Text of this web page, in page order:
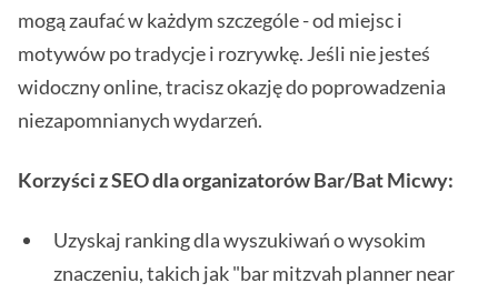
mogą zaufać w każdym szczególe - od miejsc i
motywów po tradycje i rozrywkę. Jeśli nie jesteś
widoczny online, tracisz okazję do poprowadzenia
niezapomnianych wydarzeń.
Korzyści z SEO dla organizatorów Bar/Bat Micwy:
Uzyskaj ranking dla wyszukiwań o wysokim
znaczeniu, takich jak "bar mitzvah planner near